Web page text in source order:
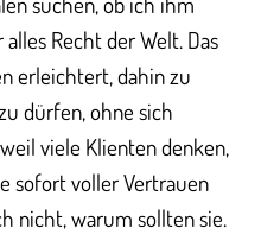
Recht der Welt. Das
erleichtert, dahin zu
dürfen, ohne sich
viele Klienten denken,
sofort voller Vertrauen
nicht, warum sollten sie.